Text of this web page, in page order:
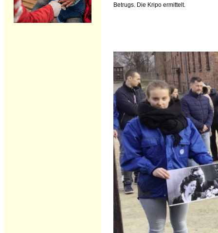
Betrugs. Die Kripo ermittelt.